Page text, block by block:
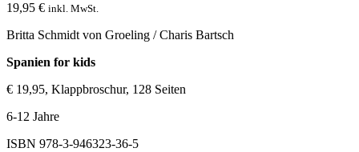
19,95 € inkl. MwSt.
Britta Schmidt von Groeling / Charis Bartsch
Spanien for kids
€ 19,95, Klappbroschur, 128 Seiten
6-12 Jahre
ISBN 978-3-946323-36-5